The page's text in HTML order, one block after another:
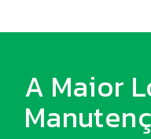
A Maior